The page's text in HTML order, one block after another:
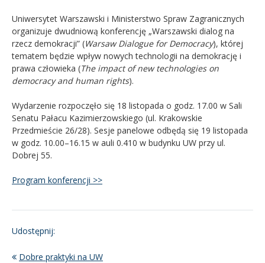
Uniwersytet Warszawski i Ministerstwo Spraw Zagranicznych
organizuje dwudniową konferencję „Warszawski dialog na
rzecz demokracji” (Warsaw Dialogue for Democracy), której
tematem będzie wpływ nowych technologii na demokrację i
prawa człowieka (The impact of new technologies on
democracy and human rights).
Wydarzenie rozpoczęło się 18 listopada o godz. 17.00 w Sali
Senatu Pałacu Kazimierzowskiego (ul. Krakowskie
Przedmieście 26/28). Sesje panelowe odbędą się 19 listopada
w godz. 10.00–16.15 w auli 0.410 w budynku UW przy ul.
Dobrej 55.
Program konferencji >>
Udostępnij:
Dobre praktyki na UW